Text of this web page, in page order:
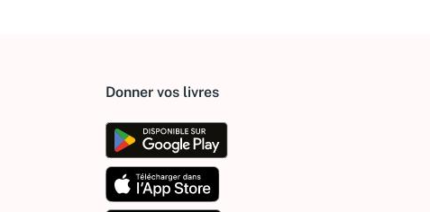
Donner vos livres